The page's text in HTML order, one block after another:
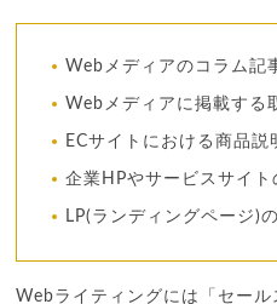
Webメディアのコラム記
Webメディアに掲載する
ECサイトにおける商品説
企業HPやサービスサイト
LP(ランディングページ)
Webライティングには「セー